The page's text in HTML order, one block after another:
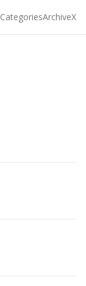
CategoriesArchiveX